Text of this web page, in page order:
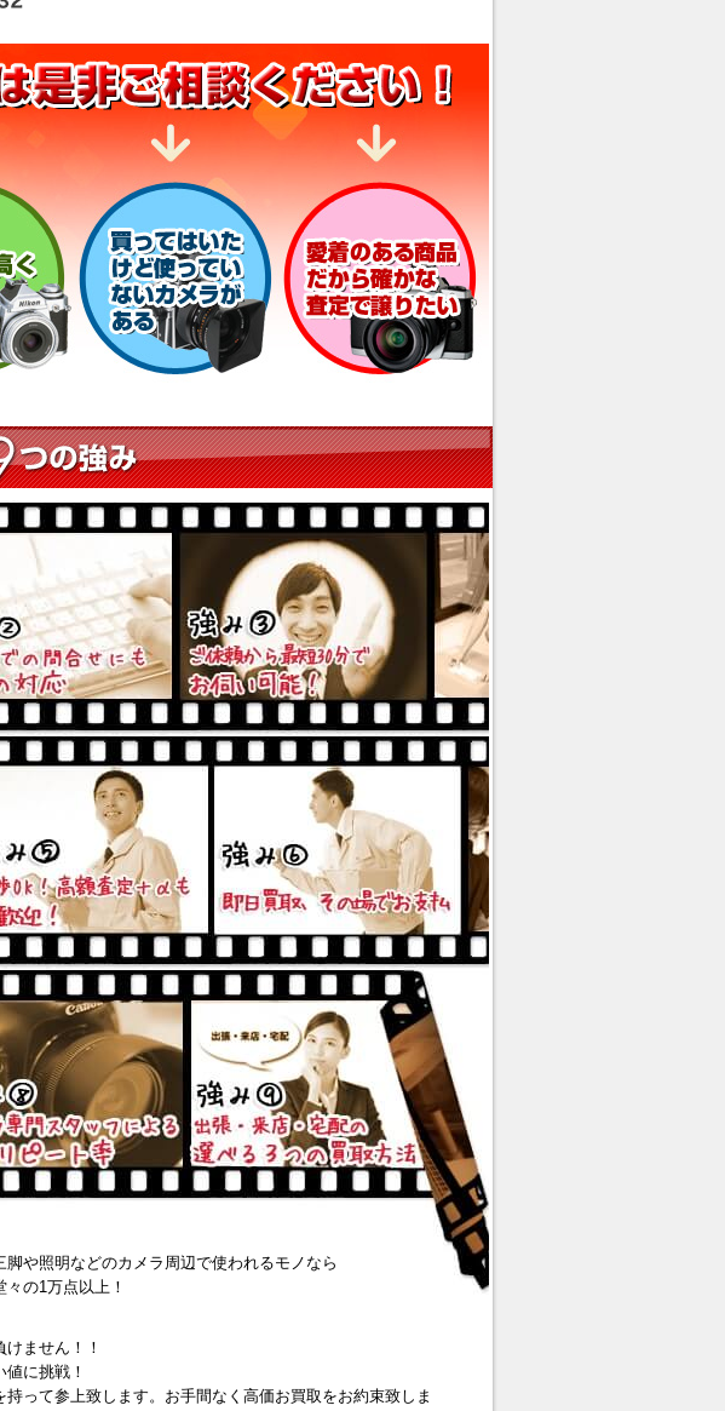
や照明などのカメラ周辺で使われるモノなら
の1万点以上！
ません！！
に挑戦！
って参上致します。お手間なく高価お買取をお約束致しま